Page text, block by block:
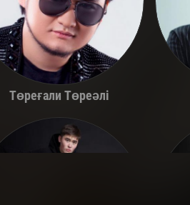
Төреғали Төреәлі